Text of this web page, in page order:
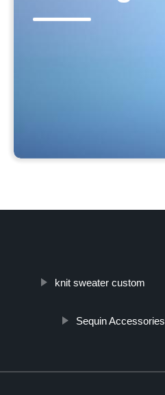
knit sweater custom
Sequin Accessories